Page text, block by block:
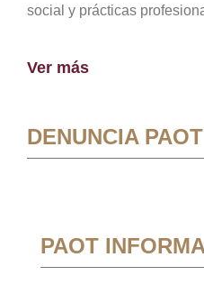
social y prácticas
Ver más
DENUNCIA PAOT
PAOT